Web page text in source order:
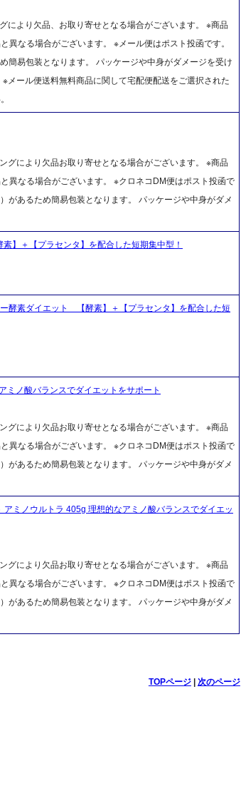
により欠品、お取り寄せとなる場合がございます。 ※商品
異なる場合がございます。 ※メール便はポスト投函です。
簡易包装となります。 パッケージや中身がダメージを受け
メール便送料無料商品に関して宅配便配送をご選択された
グにより欠品お取り寄せとなる場合がございます。 ※商品
異なる場合がございます。 ※クロネコDM便はポスト投函で
があるため簡易包装となります。 パッケージや中身がダメ
】＋【プラセンタ】を配合した短期集中型！
酵素ダイエット 【酵素】＋【プラセンタ】を配合した短
ミノ酸バランスでダイエットをサポート
グにより欠品お取り寄せとなる場合がございます。 ※商品
異なる場合がございます。 ※クロネコDM便はポスト投函で
があるため簡易包装となります。 パッケージや中身がダメ
アミノウルトラ 405g 理想的なアミノ酸バランスでダイエッ
グにより欠品お取り寄せとなる場合がございます。 ※商品
異なる場合がございます。 ※クロネコDM便はポスト投函で
があるため簡易包装となります。 パッケージや中身がダメ
TOPページ| 次のページ